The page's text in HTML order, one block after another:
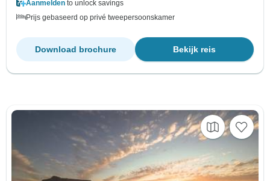
Aanmelden to unlock savings
Prijs gebaseerd op privé tweepersoonskamer
Bekijk reis
Download brochure